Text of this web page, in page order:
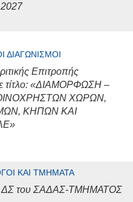
2027
ΔΙΑΓΩΝΙΣΜΟΊ
Επιτροπής
τίτλο: «ΔΙΑΜΟΡΦΩΣΗ –
ΧΩΡΩΝ,
ΚΗΠΩΝ ΚΑΙ
ΚΑΙ ΤΜΉΜΑΤΑ
ΔΣ του ΣΑΔΑΣ-ΤΜΗΜΑΤΟΣ